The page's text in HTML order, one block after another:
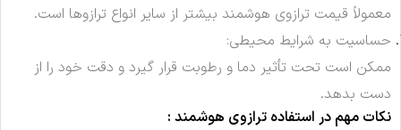
معمولاً قیمت ترازوی هوشمند بیشتر از سایر انواع ترازوها است.
حساسیت به شرایط محیطی:
ممکن است تحت تأثیر دما و رطوبت قرار گیرد و دقت خود را از
دست بدهد.
نکات مهم در استفاده ترازوی هوشمند :